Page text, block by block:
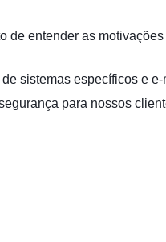
de entender as motivações
sistemas específicos e e-
para nossos